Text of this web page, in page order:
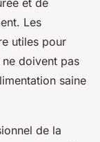
et de
Les
utiles pour
doivent pas
saine
de la